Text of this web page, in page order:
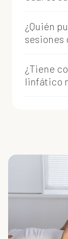
¿Quién
sesiones
¿Tiene
linfático